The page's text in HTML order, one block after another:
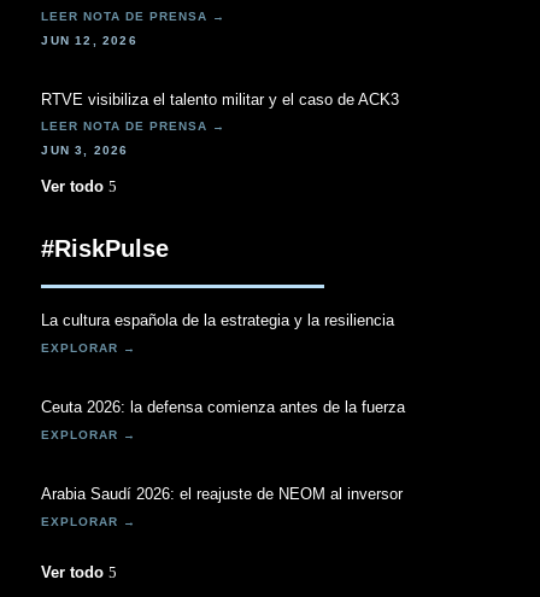
JUN 12, 2026
RTVE visibiliza el talento militar y el caso de ACK3
JUN 3, 2026
Ver todo
#RiskPulse
La cultura española de la estrategia y la resiliencia
Ceuta 2026: la defensa comienza antes de la fuerza
Arabia Saudí 2026: el reajuste de NEOM al inversor
Ver todo